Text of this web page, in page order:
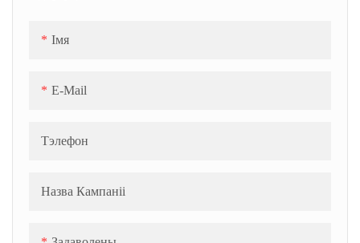
Імя
E-Mail
Тэлефон
Назва Кампаніі